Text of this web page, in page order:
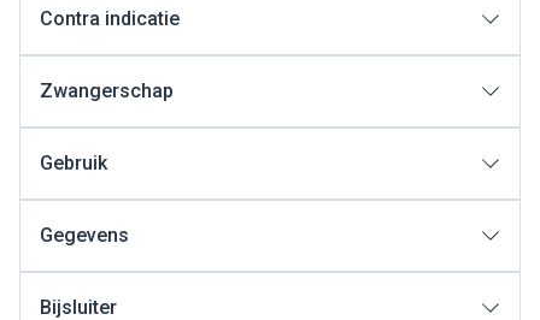
Contra indicatie
Zwangerschap
Gebruik
Gegevens
Bijsluiter